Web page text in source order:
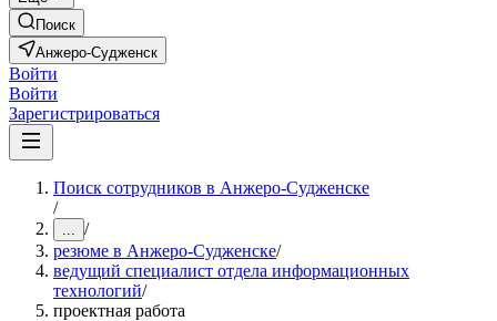
Поиск
Анжеро-Судженск
Войти
Войти
Зарегистрироваться
Поиск сотрудников в Анжеро-Судженске
/
... /
резюме в Анжеро-Судженске/
ведущий специалист отдела информационных
технологий/
проектная работа